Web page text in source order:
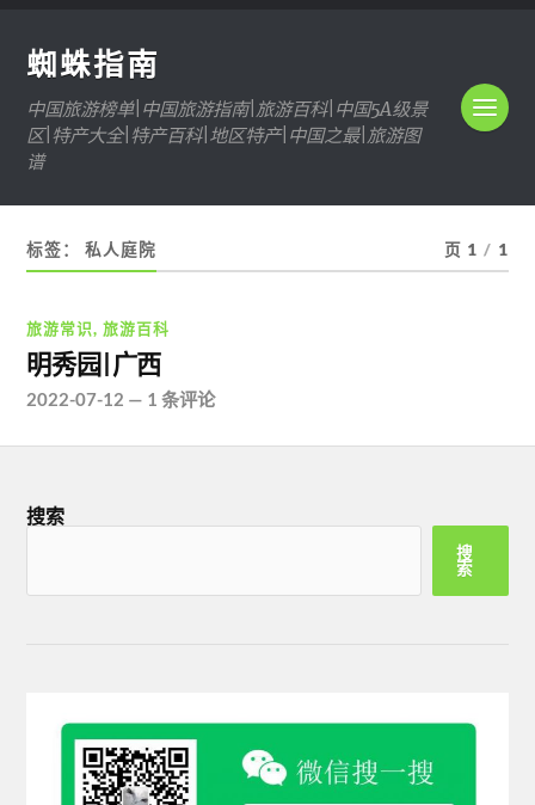
蜘蛛指南
中国旅游榜单|中国旅游指南|旅游百科|中国5A级景
区|特产大全|特产百科|地区特产|中国之最|旅游图
谱
标签：私人庭院 页 1 / 1
旅游常识,旅游百科
明秀园|广西
2022-07-12 — 1 条评论
搜索
搜
索